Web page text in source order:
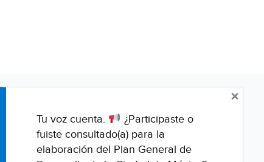
Tu voz cuenta.
¿Participaste o
fuiste consultado(a) para la
elaboración del Plan General de
×